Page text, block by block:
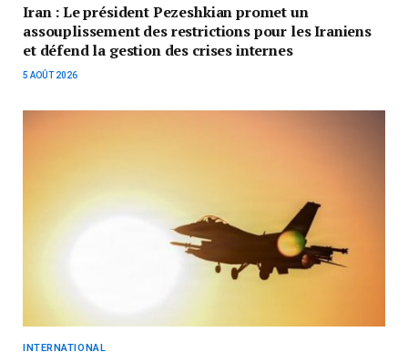
Iran : Le président Pezeshkian promet un
assouplissement des restrictions pour les Iraniens
et défend la gestion des crises internes
5 AOÛT 2026
INTERNATIONAL